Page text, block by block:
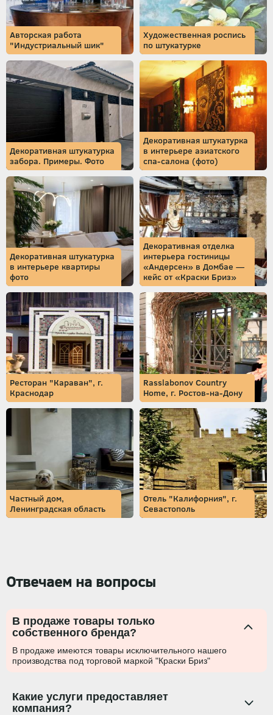
Авторская работа
"Индустриальный шик"
Художественная роспись
по штукатурке
Декоративная штукатурка
забора. Примеры. Фото
Декоративная штукатурка
в интерьере азиатского
спа-салона (фото)
Декоративная штукатурка
в интерьере квартиры
фото
Декоративная отделка
интерьера гостиницы
«Андерсен» в Домбае —
кейс от «Краски Бриз»
Ресторан "Караван", г.
Краснодар
Rasslabonov Country
Home, г. Ростов-на-Дону
Частный дом,
Ленинградская область
Отель "Калифорния", г.
Севастополь
Отвечаем на вопросы
В продаже товары только
собственного бренда?
В продаже имеются товары исключительного нашего
производства под торговой маркой "Краски Бриз"
Какие услуги предоставляет
компания?